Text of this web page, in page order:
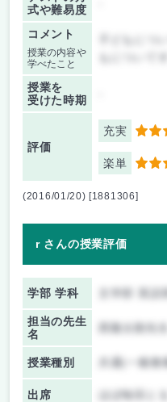
式や難易度
コメント
授業の内容や
学べたこと
子どもにつ
授業を
受けた時期
評価
充実 3
楽単 5
(2016/01/20) [1881306]
r さんの授業評価
学部 学科
担当の先生
名
西隆太朗先生
授業種別 共通(一般教
出席 ほぼ毎回とる